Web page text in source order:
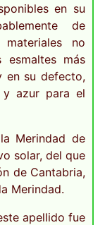
en su
de
no
esmaltes más
en su defecto,
y azur para el
Merindad de
solar, del que
de Cantabria,
Merindad.
apellido fue